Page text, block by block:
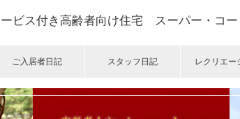
ビス付き高齢者向け住宅 スーパー・コ
ご入居者日記 スタッフ日記 レクリエー